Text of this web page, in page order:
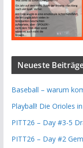
Neueste
Baseball – warum
Playball! Die Orioles
PITT26 – Day #3-5
PITT26 – Day #2